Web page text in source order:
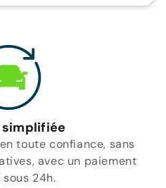
simplifiée
toute confiance, sans
avec un paiement
24h.